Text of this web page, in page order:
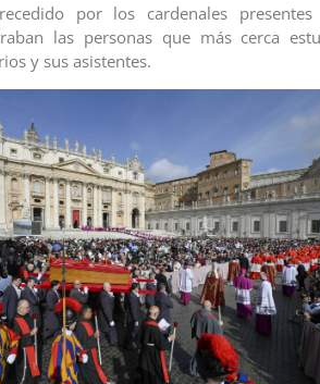
por los cardenales presentes
las personas que más cerca
y sus asistentes.